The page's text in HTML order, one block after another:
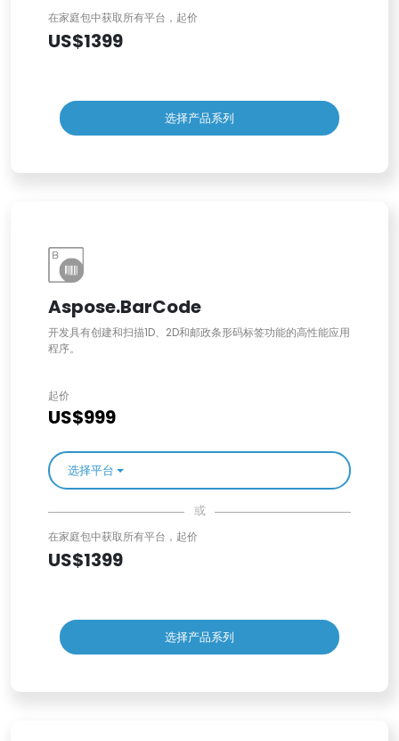
在家庭包中获取所有平台，起价
US$1399
选择产品系列
Aspose.BarCode
开发具有创建和扫描1D、2D和邮政条形码标签功能的高性能应用
程序。
起价
US$999
选择平台
或
在家庭包中获取所有平台，起价
US$1399
选择产品系列